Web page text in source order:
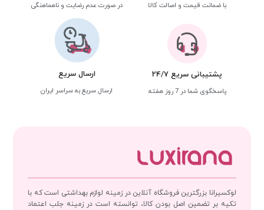
با ضمانت قیمت و اصالت کالا در صورت عدم رضایت و ناهماهنگی
پشتیبانی سریع 24/7
پاسخگوی شما در 7 روز هفته
ارسال سریع
ارسال سریع به سراسر ایران
لوکسیرانا بزرگترین فروشگاه آنلاین در زمینه لوازم بهداشتی است که با
تکیه بر تضمین اصل بودن کالا، توانسته است در زمینه جلب اعتماد